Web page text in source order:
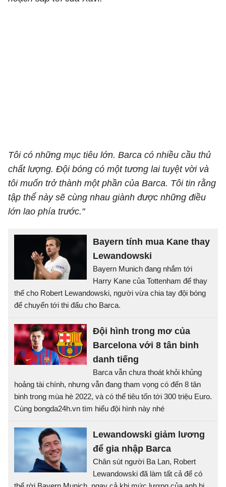
Tôi có những mục tiêu lớn. Barca có nhiều cầu thủ
chất lượng. Đội bóng có một tương lai tuyệt vời và
tôi muốn trở thành một phần của Barca. Tôi tin rằng
tập thể này sẽ cùng nhau giành được những điều
lớn lao phía trước."
Bayern tính mua Kane thay
Lewandowski
Bayern Munich đang nhắm tới
Harry Kane của Tottenham để thay
thế cho Robert Lewandowski, người vừa chia tay đội bóng
để chuyển tới thi đấu cho Barca.
Đội hình trong mơ của
Barcelona với 8 tân binh
danh tiếng
Barca vẫn chưa thoát khỏi khủng
hoảng tài chính, nhưng vẫn đang tham vọng có đến 8 tân
binh trong mùa hè 2022, và có thể tiêu tốn tới 300 triệu Euro.
Cùng bongda24h.vn tìm hiểu đội hình này nhé
Lewandowski giảm lương
để gia nhập Barca
Chân sút người Ba Lan, Robert
Lewandowski đã làm tất cả để có